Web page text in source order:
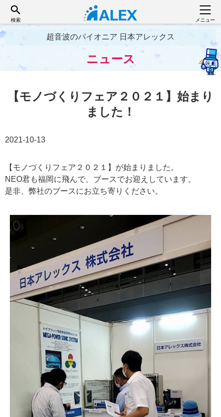
検索 メニュー
超音波のパイオニア 日本アレックス
ニュース
【モノづくりフェア２０２１】始まり
ました！
2021-10-13
【モノづくりフェア２０２１】が始まりました。
NEO君も福岡に飛んで、ブースでお迎えしています。
是非、弊社のブースにお立ち寄りください。